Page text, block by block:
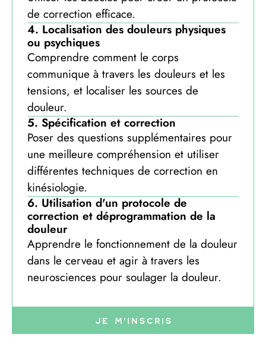
de correction efficace.
4. Localisation des douleurs physiques
ou psychiques
Comprendre comment le corps
communique à travers les douleurs et les
tensions, et localiser les sources de
douleur.
5. Spécification et correction
Poser des questions supplémentaires pour
une meilleure compréhension et utiliser
différentes techniques de correction en
kinésiologie.
6. Utilisation d'un protocole de
correction et déprogrammation de la
douleur
Apprendre le fonctionnement de la douleur
dans le cerveau et agir à travers les
neurosciences pour soulager la douleur.
Je m'inscris